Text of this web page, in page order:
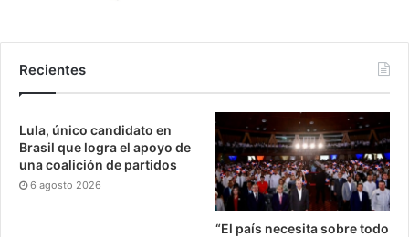
Recientes
Lula, único candidato en
Brasil que logra el apoyo de
una coalición de partidos
6 agosto 2026
“El país necesita sobre todo